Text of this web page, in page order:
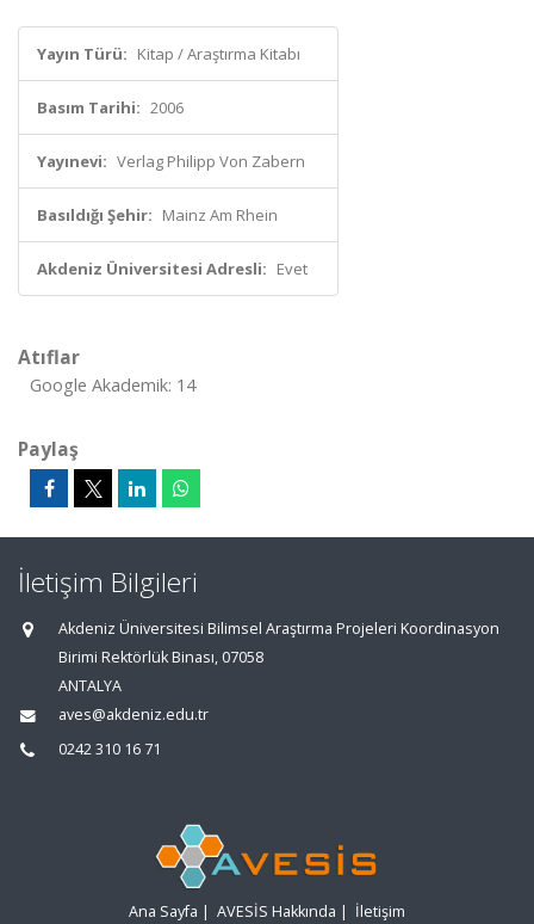
Yayın Türü: Kitap / Araştırma Kitabı
Basım Tarihi: 2006
Yayınevi: Verlag Philipp Von Zabern
Basıldığı Şehir: Mainz Am Rhein
Akdeniz Üniversitesi Adresli: Evet
Atıflar
Google Akademik: 14
Paylaş
İletişim Bilgileri
Akdeniz Üniversitesi Bilimsel Araştırma Projeleri Koordinasyon
Birimi Rektörlük Binası, 07058
ANTALYA
aves@akdeniz.edu.tr
0242 310 16 71
Ana Sayfa | AVESİS Hakkında | İletişim